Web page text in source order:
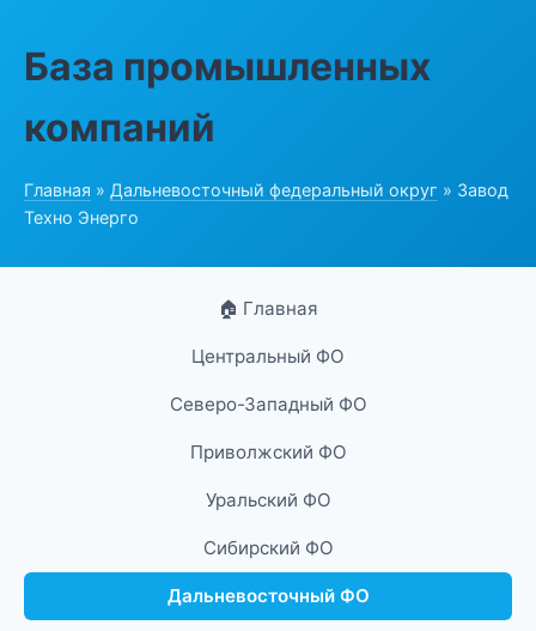
База промышленных
компаний
Главная » Дальневосточный федеральный округ » Завод
Техно Энерго
🏠 Главная
Центральный ФО
Северо-Западный ФО
Приволжский ФО
Уральский ФО
Сибирский ФО
Дальневосточный ФО